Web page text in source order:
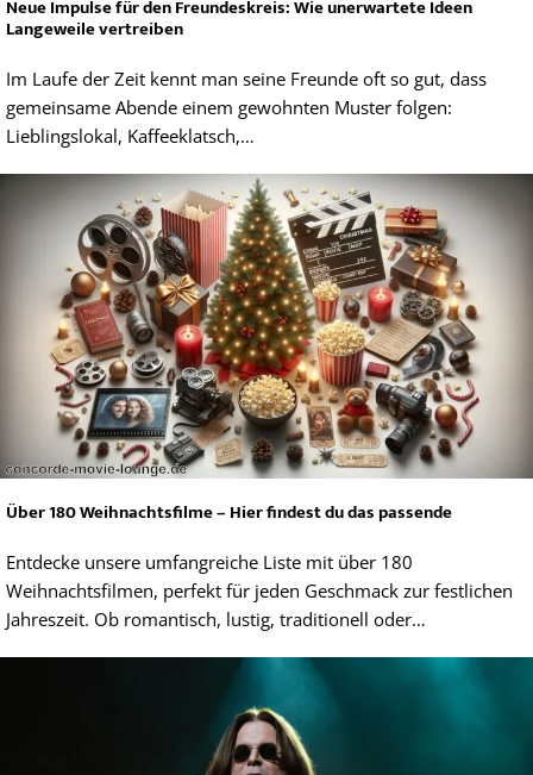
Neue Impulse für den Freundeskreis: Wie unerwartete Ideen
Langeweile vertreiben
Im Laufe der Zeit kennt man seine Freunde oft so gut, dass
gemeinsame Abende einem gewohnten Muster folgen:
Lieblingslokal, Kaffeeklatsch,…
Über 180 Weihnachtsfilme – Hier findest du das passende
Entdecke unsere umfangreiche Liste mit über 180
Weihnachtsfilmen, perfekt für jeden Geschmack zur festlichen
Jahreszeit. Ob romantisch, lustig, traditionell oder…